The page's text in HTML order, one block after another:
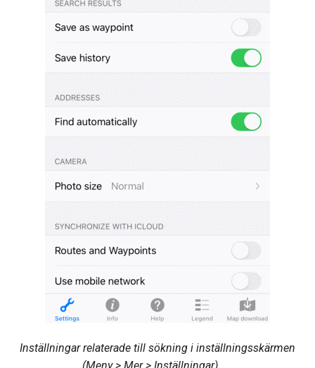
Inställningar relaterade till sökning i inställningsskärmen